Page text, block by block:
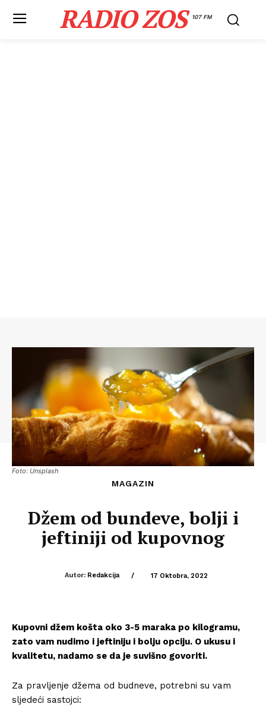
RADIO ZOS 107 FM
Foto: Unsplash
MAGAZIN
Džem od bundeve, bolji i
jeftiniji od kupovnog
Autor: Redakcija / 17 Oktobra, 2022
Kupovni džem košta oko 3-5 maraka po kilogramu,
zato vam nudimo i jeftiniju i bolju opciju. O ukusu i
kvalitetu, nadamo se da je suvišno govoriti.
Za pravljenje džema od budneve, potrebni su vam
sljedeći sastojci: